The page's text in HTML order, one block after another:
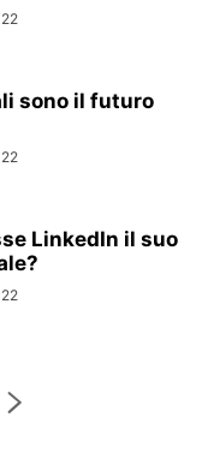
sono il futuro
LinkedIn il suo